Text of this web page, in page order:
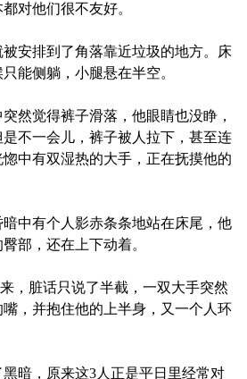
对他们很不友好。
安排到了角落靠近垃圾的地方。床
能侧躺，小腿悬在半空。
然觉得裤子滑落，他眼睛也没睁，
不一会儿，裤子被人拉下，甚至连
中有双湿热的大手，正在抚摸他的
中有个人影赤条条地站在床尾，他
部，还在上下动着。
，脏话只说了半截，一双大手突然
，并抱住他的上半身，又一个人环
暗，原来这3人正是平日里经常对